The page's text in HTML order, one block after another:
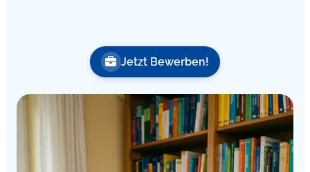
Jetzt Bewerben!